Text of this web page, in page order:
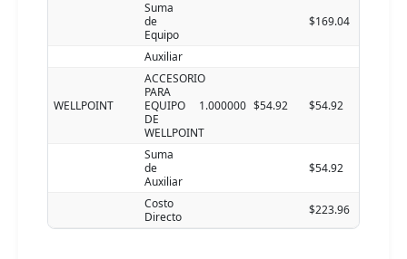
Suma
de
Equipo
$169.04
Auxiliar
WELLPOINT
ACCESORIO
PARA
EQUIPO
DE
WELLPOINT
1.000000 $54.92 $54.92
Suma
de
Auxiliar
$54.92
Costo
Directo
$223.96